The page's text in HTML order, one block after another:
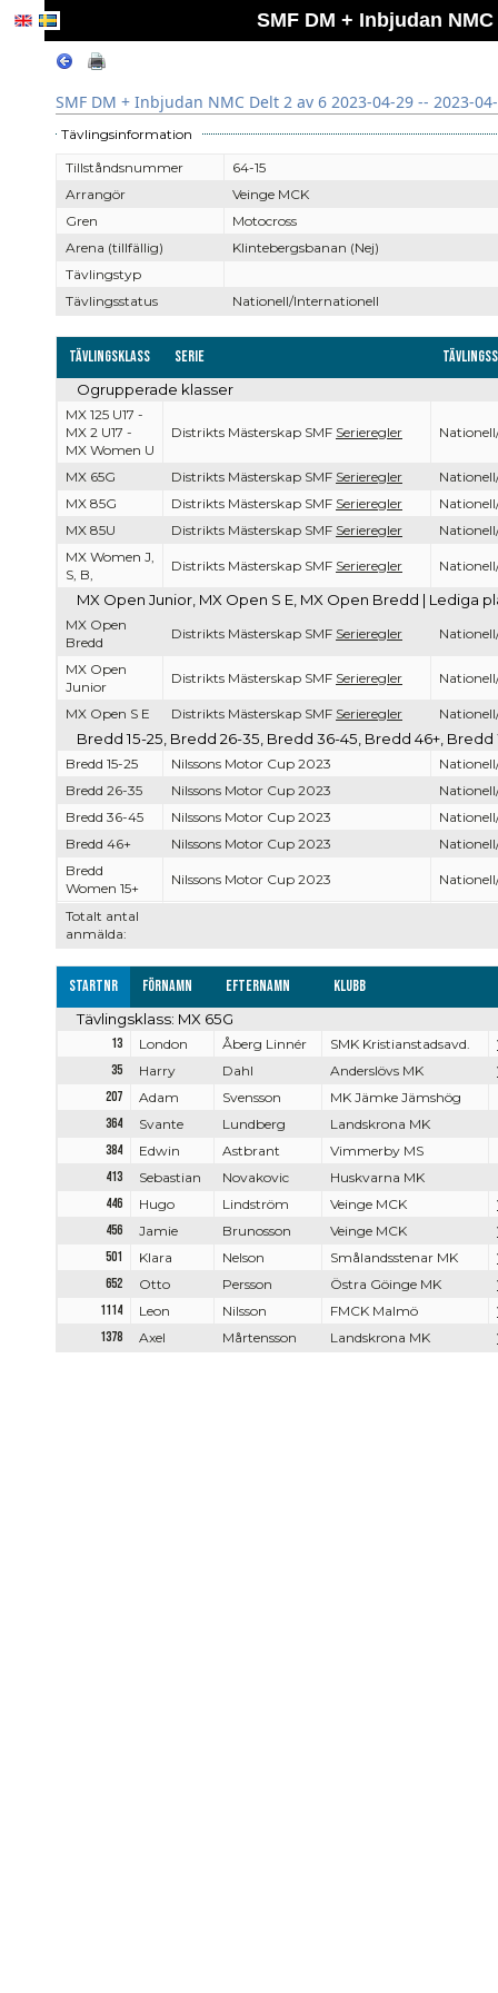
SMF DM + Inbjudan
SMF DM + Inbjudan NMC Delt 2 av 6 2023-04-29 -- 2023-
Tävlingsinformation
Tillståndsnummer
64-15
Arrangör
Veinge MCK
Gren
Motocross
Arena (tillfällig)
Klintebergsbanan (Nej)
Tävlingstyp
Tävlingsstatus
Nationell/Internationell
Tävlingsklass Serie
Totalt antal
anmälda:
Ogrupperade klasser
MX 125 U17 -
MX 2 U17 -
MX Women U
Distrikts Mästerskap SMF Serieregler
MX 65G Distrikts Mästerskap SMF Serieregler
MX 85G
Distrikts Mästerskap SMF Serieregler
MX 85U
Distrikts Mästerskap SMF Serieregler
MX Women J,
S, B,
Distrikts Mästerskap SMF Serieregler
MX Open Junior, MX Open S E, MX Open Bredd | Lediga
MX Open
Bredd
Distrikts Mästerskap SMF Serieregler
MX Open
Junior
Distrikts Mästerskap SMF Serieregler
MX Open S E Distrikts Mästerskap SMF Serieregler
Bredd 15-25, Bredd 26-35, Bredd 36-45, Bredd 46+,
Bredd 15-25 Nilssons Motor Cup 2023
Bredd 26-35
Nilssons Motor Cup 2023
Bredd 36-45
Nilssons Motor Cup 2023
Bredd 46+
Nilssons Motor Cup 2023
Bredd
Women 15+
Nilssons Motor Cup 2023
Startnr Förnamn Efternamn Klubb
Tävlingsklass: MX 65G
13 London Åberg Linnér SMK Kristianstadsavd.
35
Harry Dahl Anderslövs MK
207
Adam Svensson
MK Jämke Jämshög
364
Svante Lundberg
Landskrona MK
384
Edwin Astbrant
Vimmerby MS
413
Sebastian Novakovic
Huskvarna MK
446
Hugo Lindström Veinge MCK
456
Jamie Brunosson Veinge MCK
501
Klara Nelson Smålandsstenar MK
652
Otto Persson Östra Göinge MK
1114
Leon Nilsson FMCK Malmö
1378
Axel Mårtensson Landskrona MK